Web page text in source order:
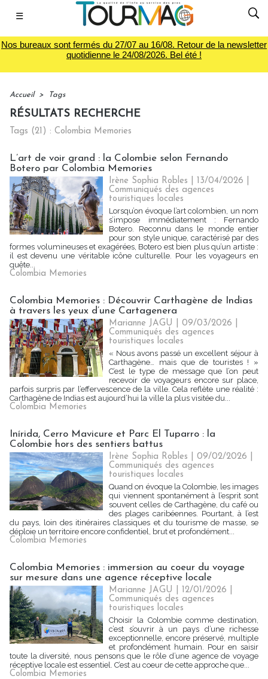
☰
Nos bureaux sont fermés du 27/07 au 16/08. Retour de la newsletter
quotidienne le 24/08/2026. Bel été !
Accueil > Tags
RÉSULTATS RECHERCHE
Tags (21) : Colombia Memories
L’art de voir grand : la Colombie selon Fernando
Botero par Colombia Memories
Irène Sophia Robles | 13/04/2026
Communiqués des agences
touristiques locales
Lorsqu’on évoque l’art colombien, un nom
s’impose immédiatement : Fernando
Botero. Reconnu dans le monde entier
pour son style unique, caractérisé par des
formes volumineuses et exagérées, Botero est bien plus qu’un artiste :
il est devenu une véritable icône culturelle. Pour les voyageurs en
quête...
Colombia Memories
Colombia Memories : Découvrir Carthagène de Indias
à travers les yeux d’une Cartagenera
Marianne JAGU | 09/03/2026
Communiqués des agences
touristiques locales
« Nous avons passé un excellent séjour à
Carthagène… mais que de touristes ! »
C’est le type de message que l’on peut
recevoir de voyageurs encore sur place,
parfois surpris par l’effervescence de la ville. Cela reflète une réalité :
Carthagène de Indias est aujourd’hui la ville la plus visitée du...
Colombia Memories
Inírida, Cerro Mavicure et Parc El Tuparro : la
Colombie hors des sentiers battus
Irène Sophia Robles | 09/02/2026
Communiqués des agences
touristiques locales
Quand on évoque la Colombie, les images
qui viennent spontanément à l’esprit sont
souvent celles de Carthagène, du café ou
des plages caribéennes. Pourtant, à l’est
du pays, loin des itinéraires classiques et du tourisme de masse, se
déploie un territoire encore confidentiel, brut et profondément...
Colombia Memories
Colombia Memories : immersion au coeur du voyage
sur mesure dans une agence réceptive locale
Marianne JAGU | 12/01/2026
Communiqués des agences
touristiques locales
Choisir la Colombie comme destination,
c’est s’ouvrir à un pays d’une richesse
exceptionnelle, encore préservé, multiple
et profondément humain. Pour en saisir
toute la diversité, nous pensons que le rôle d’une agence de voyage
réceptive locale est essentiel. C’est au coeur de cette approche que...
Colombia Memories